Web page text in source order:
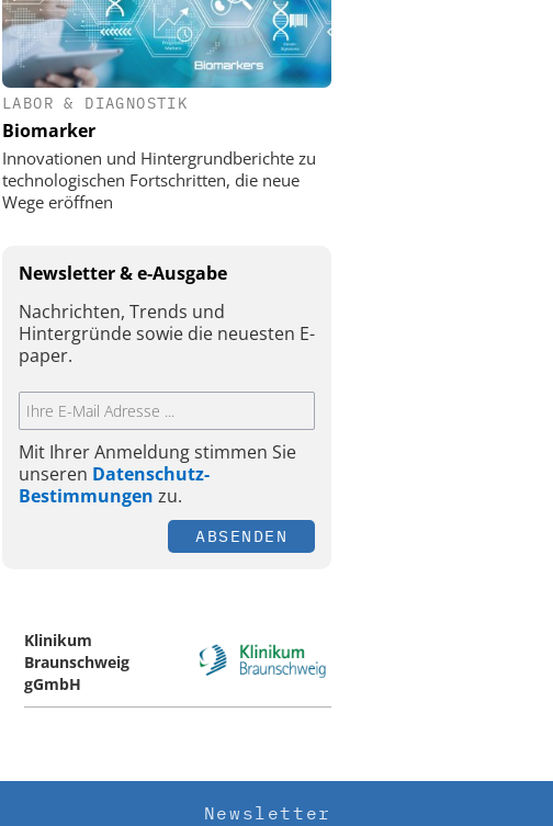
LABOR & DIAGNOSTIK
Biomarker
Innovationen und Hintergrundberichte zu
technologischen Fortschritten, die neue
Wege eröffnen
Newsletter & e-Ausgabe
Nachrichten, Trends und
Hintergründe sowie die neuesten E-
paper.
Mit Ihrer Anmeldung stimmen Sie
unseren Datenschutz-
Bestimmungen zu.
ABSENDEN
Klinikum
Braunschweig
gGmbH
Newsletter